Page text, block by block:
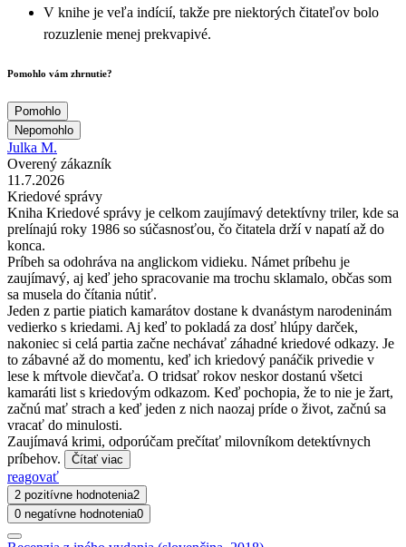
V knihe je veľa indícií, takže pre niektorých čitateľov bolo
rozuzlenie menej prekvapivé.
Pomohlo vám zhrnutie?
Pomohlo
Nepomohlo
Julka M.
Overený zákazník
11.7.2026
Kriedové správy
Kniha Kriedové správy je celkom zaujímavý detektívny triler, kde sa
prelínajú roky 1986 so súčasnosťou, čo čitatela drží v napatí až do
konca.
Príbeh sa odohráva na anglickom vidieku. Námet príbehu je
zaujímavý, aj keď jeho spracovanie ma trochu sklamalo, občas som
sa musela do čítania nútiť.
Jeden z partie piatich kamarátov dostane k dvanástym narodeninám
vedierko s kriedami. Aj keď to pokladá za dosť hlúpy darček,
nakoniec si celá partia začne nechávať záhadné kriedové odkazy. Je
to zábavné až do momentu, keď ich kriedový panáčik privedie v
lese k mŕtvole dievčaťa. O tridsať rokov neskor dostanú všetci
kamaráti list s kriedovým odkazom. Keď pochopia, že to nie je žart,
začnú mať strach a keď jeden z nich naozaj príde o život, začnú sa
vracať do minulosti.
Zaujímavá krimi, odporúčam prečítať milovníkom detektívnych
príbehov.
Čítať viac
reagovať
2 pozitívne hodnotenia2
0 negatívne hodnotenia0